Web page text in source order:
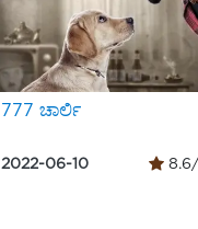
777 ಚಾರ್ಲಿ
2022-06-10 8.6/